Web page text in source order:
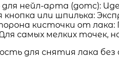
для нейл-арта (дотс):
кнопка или шпилька:
кисточки от лака:
самых мелких точек,
для снятия лака